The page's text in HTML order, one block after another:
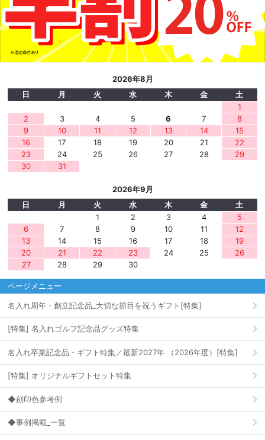
2026年8月
日
月 火 水 木 金
土
1
2
3 4 5 6 7
8
9
10 11 12 13 14
15
16
17 18 19 20 21
22
23
24 25 26 27 28
29
30
31
2026年9月
日
月 火 水 木 金
土
1
2 3 4
5
6
7 8 9 10 11
12
13
14 15 16 17 18
19
20
21 22 23 24 25
26
27
28 29 30
ページメニュー
名入れ周年・創立記念品_大切な節目を祝うギフト[特集]
[特集] 名入れゴルフ記念品グッズ特集
名入れ卒業記念品・ギフト特集／最新2027年 （2026年度）[特集]
[特集] オリジナルギフトセット特集
◆刻印色参考例
◆事例掲載_一覧